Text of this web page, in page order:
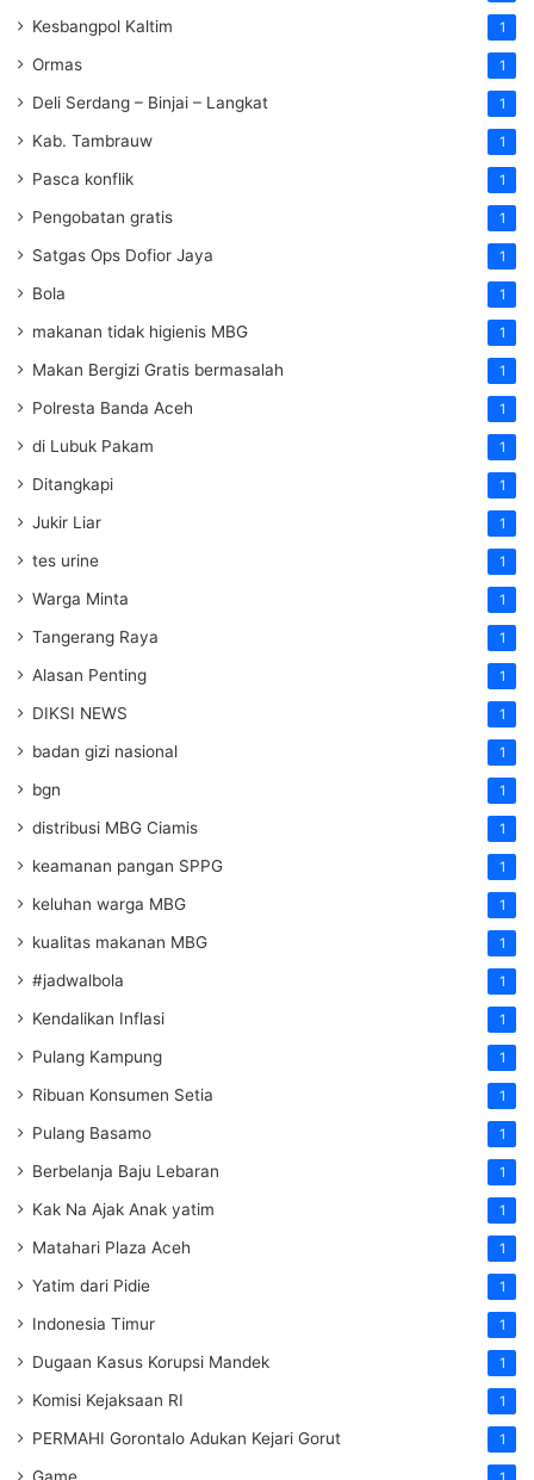
Kesbangpol Kaltim 1
Ormas 1
Deli Serdang – Binjai – Langkat 1
Kab. Tambrauw 1
Pasca konflik 1
Pengobatan gratis 1
Satgas Ops Dofior Jaya 1
Bola 1
makanan tidak higienis MBG 1
Makan Bergizi Gratis bermasalah 1
Polresta Banda Aceh 1
di Lubuk Pakam 1
Ditangkapi 1
Jukir Liar 1
tes urine 1
Warga Minta 1
Tangerang Raya 1
Alasan Penting 1
DIKSI NEWS 1
badan gizi nasional 1
bgn 1
distribusi MBG Ciamis 1
keamanan pangan SPPG 1
keluhan warga MBG 1
kualitas makanan MBG 1
#jadwalbola 1
Kendalikan Inflasi 1
Pulang Kampung 1
Ribuan Konsumen Setia 1
Pulang Basamo 1
Berbelanja Baju Lebaran 1
Kak Na Ajak Anak yatim 1
Matahari Plaza Aceh 1
Yatim dari Pidie 1
Indonesia Timur 1
Dugaan Kasus Korupsi Mandek 1
Komisi Kejaksaan RI 1
PERMAHI Gorontalo Adukan Kejari Gorut 1
Game